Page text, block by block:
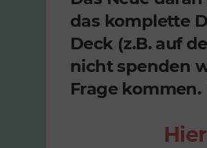
das komplette
Deck (z.B. auf
nicht spenden
Frage